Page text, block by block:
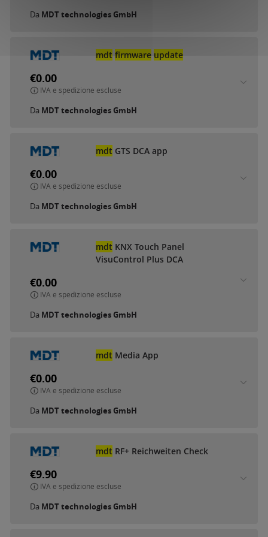
Da MDT technologies GmbH
mdt firmware update
€0.00
IVA e spedizione escluse
Da MDT technologies GmbH
mdt GTS DCA app
€0.00
IVA e spedizione escluse
Da MDT technologies GmbH
mdt KNX Touch Panel
VisuControl Plus DCA
€0.00
IVA e spedizione escluse
Da MDT technologies GmbH
mdt Media App
€0.00
IVA e spedizione escluse
Da MDT technologies GmbH
mdt RF+ Reichweiten Check
€9.90
IVA e spedizione escluse
Da MDT technologies GmbH